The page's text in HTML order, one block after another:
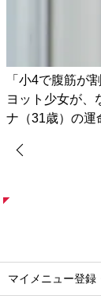
「小4で腹筋が
ヨット少女が、
ナ（31歳）の運
マイメニュー登録